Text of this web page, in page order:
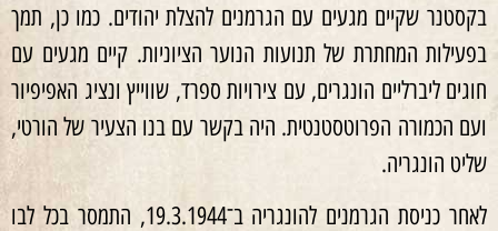
בקסטנר שקיים מגעים עם הגרמנים להצלת יהודים. כמו כן, תמך
בפעילות המחתרת של תנועות הנוער הציוניות. קיים מגעים עם
חוגים ליברליים הונגרים, עם צירויות ספרד, שווייץ ונציג האפיפיור
ועם הכמורה הפרוטסטנטית. היה בקשר עם בנו הצעיר של הורטי,
שליט הונגריה.
לאחר כניסת הגרמנים להונגריה ב־19.3.1944, התמסר בכל לבו